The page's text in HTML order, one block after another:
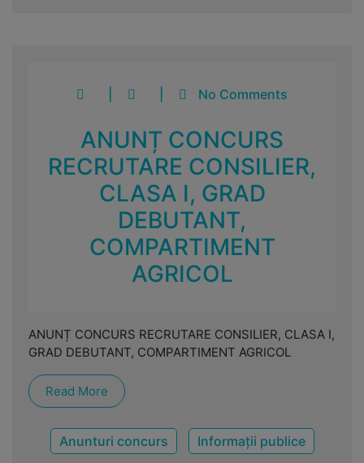
No Comments
ANUNȚ CONCURS
RECRUTARE CONSILIER,
CLASA I, GRAD
DEBUTANT,
COMPARTIMENT
AGRICOL
ANUNȚ CONCURS RECRUTARE CONSILIER, CLASA I,
GRAD DEBUTANT, COMPARTIMENT AGRICOL
Read More
Anunturi concurs Informații publice